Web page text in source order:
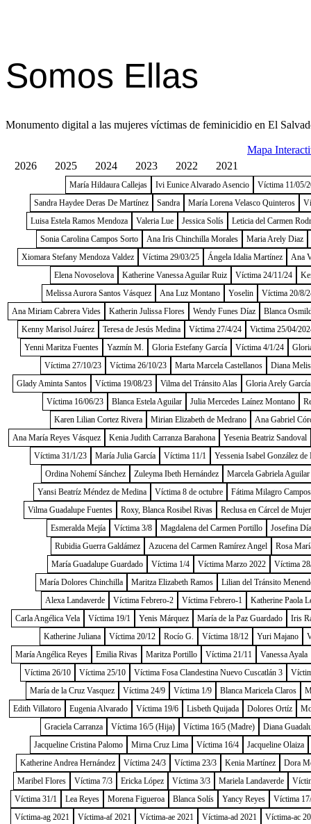
Somos Ellas
Monumento digital a las mujeres víctimas de feminicidio en El
Mapa
2026
2025 2024 2023 2022 2021
María Hildaura Callejas Ivi Eunice Alvarado Asencio
Víctima 11/05/
Sandra Haydee Deras De Martínez
Sandra María Lorena Velasco Quinteros
Luisa Estela Ramos Mendoza
Valeria Lue Jessica Solís
Leticia del Carmen
Sonia Carolina Campos Sorto
Ana Iris Chinchilla Morales
Maria Arely Diaz
Xiomara Stefany Mendoza Valdez
Víctima 29/03/25 Ángela Idalia Martínez
Ana
Elena Novoselova
Katherine Vanessa Aguilar Ruiz Víctima 24/11/24
Melissa Aurora Santos Vásquez
Ana Luz Montano Yoselin
Víctima 20/8/
Ana Miriam Cabrera Vides
Katherin Julissa Flores Wendy Funes Díaz
Blanca
Kenny Marisol Juárez
Teresa de Jesús Medina Víctima 27/4/24
Victima 25/04/
Yenni Maritza Fuentes
Yazmín M. Gloria Estefany García Víctima 4/1/24
Víctima 27/10/23
Víctima 26/10/23 Marta Marcela Castellanos
Diana
Glady Aminta Santos
Víctima 19/08/23 Vilma del Tránsito Alas
Gloria Arely García
Víctima 16/06/23
Blanca Estela Aguilar Julia Mercedes Laínez Montano
Karen Lilian Cortez Rivera
Mirian Elizabeth de Medrano
Ana Gabriel
Ana María Reyes Vásquez
Kenia Judith Carranza Barahona
Yesenia Beatriz Sandoval
Víctima 31/1/23
María Julia García Víctima 11/1
Yessenia Isabel González
Ordina Nohemí Sánchez
Zuleyma Ibeth Hernández
Marcela Gabriela Aguilar
Yansi Beatríz Méndez de Medina
Víctima 8 de octubre
Fátima Milagro Campos
Vilma Guadalupe Fuentes
Roxy, Blanca Rosibel Rivas
Reclusa en Cárcel de
Esmeralda Mejía
Víctima 3/8 Magdalena del Carmen Portillo
Josefina
Rubidia Guerra Galdámez
Azucena del Carmen Ramírez Angel
Rosa
María Guadalupe Guardado
Víctima 1/4 Víctima Marzo 2022
Víctima
María Dolores Chinchilla
Maritza Elizabeth Ramos
Lilian del Tránsito
Alexa Landaverde
Víctima Febrero-2 Víctima Febrero-1
Katherine Paola
Carla Angélica Vela
Víctima 19/1 Yenis Márquez María de la Paz Guardado
Iris
Katherine Juliana
Víctima 20/12 Rocío G. Víctima 18/12 Yuri Majano
María Angélica Reyes
Emilia Rivas Maritza Portillo Víctima 21/11
Vanessa Ayala
Víctima 26/10
Víctima 25/10 Víctima Fosa Clandestina Nuevo Cuscatlán 3
María de la Cruz Vasquez
Víctima 24/9 Víctima 1/9 Blanca Maricela Claros
Edith Villatoro
Eugenia Alvarado Víctima 19/6 Lisbeth Quijada Dolores Ortíz
Graciela Carranza
Víctima 16/5 (Hija) Víctima 16/5 (Madre)
Diana
Jacqueline Cristina Palomo
Mirna Cruz Lima Víctima 16/4
Jacqueline Olaiza
Katherine Andrea Hernández
Víctima 24/3 Víctima 23/3 Kenia Martínez
Dora
Maribel Flores
Víctima 7/3 Ericka López Víctima 3/3 Mariela Landaverde
Víctima 31/1
Lea Reyes Morena Figueroa Blanca Solís Yancy Reyes
Víctima
Víctima-ag 2021
Víctima-af 2021 Víctima-ae 2021 Víctima-ad 2021
Víctima-ac